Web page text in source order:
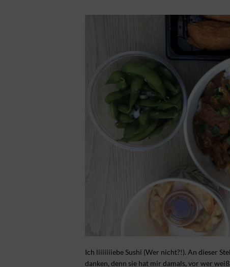
Ich liiiiiiiebe Sushi (Wer nicht?!). An dieser
danken, denn sie hat mir damals, vor wer